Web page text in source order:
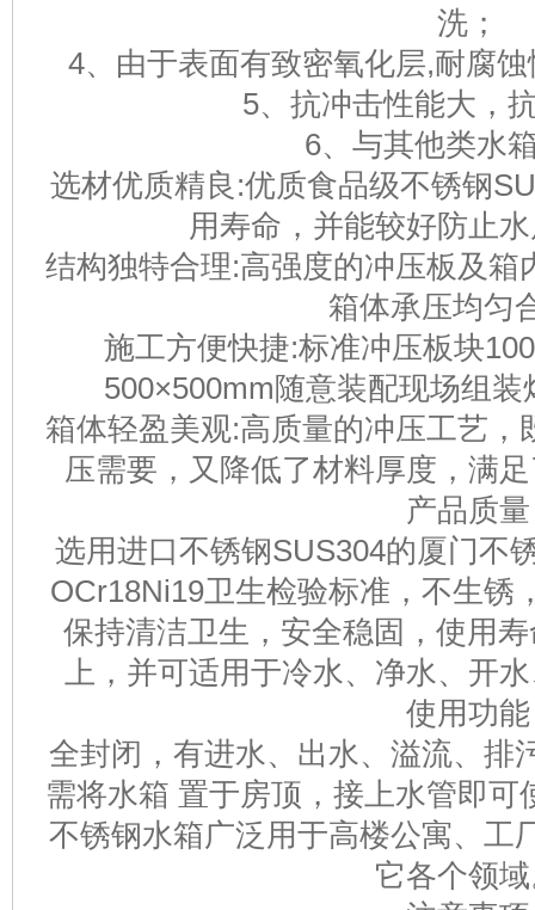
洗；
4、由于表面有致密氧化层,耐腐
5、抗冲击性能大，
6、与其他类水
选材优质精良:优质食品级不锈钢
用寿命，并能较好防止
结构独特合理:高强度的冲压板及箱
箱体承压均匀
施工方便快捷:标准冲压板块
500×500mm随意装配现场组
箱体轻盈美观:高质量的冲压工艺，
压需要，又降低了材料厚度，满
产品质量
选用进口不锈钢SUS304的厦门不
OCr18Ni19卫生检验标准，不生锈
保持清洁卫生，安全稳固，使用
上，并可适用于冷水、净水、开
使用功能
全封闭，有进水、出水、溢流、排
需将水箱 置于房顶，接上水管即
不锈钢水箱广泛用于高楼公寓、工
它各个领